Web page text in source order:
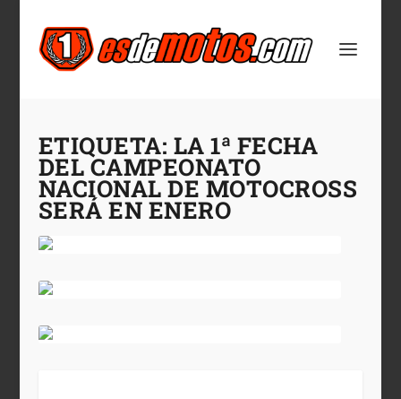
ETIQUETA: LA 1ª FECHA
DEL CAMPEONATO
NACIONAL DE MOTOCROSS
SERÁ EN ENERO